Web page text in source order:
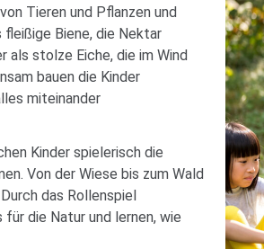
Tieren und Pflanzen und
Biene, die Nektar
als stolze Eiche, die im Wind
bauen die Kinder
miteinander
Kinder spielerisch die
Von der Wiese bis zum Wald
das Rollenspiel
die Natur und lernen, wie